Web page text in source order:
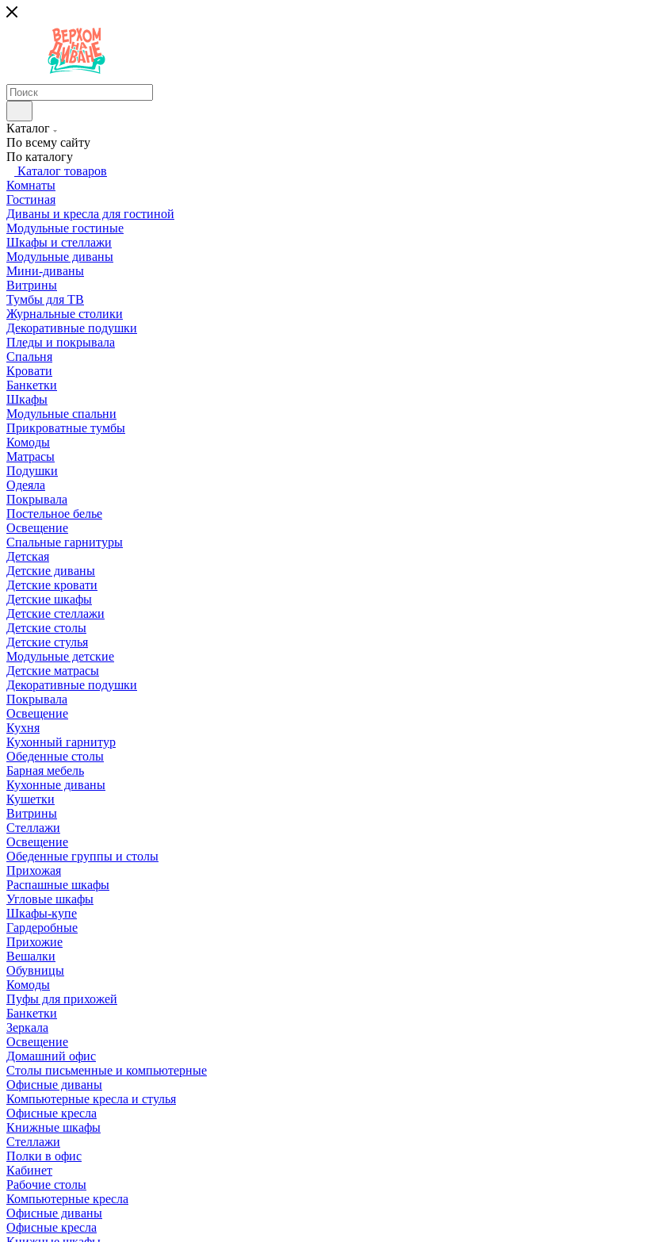
Каталог
По всему сайту
По каталогу
Каталог товаров
Комнаты
Гостиная
Диваны и кресла для гостиной
Модульные гостиные
Шкафы и стеллажи
Модульные диваны
Мини-диваны
Витрины
Тумбы для ТВ
Журнальные столики
Декоративные подушки
Пледы и покрывала
Спальня
Кровати
Банкетки
Шкафы
Модульные спальни
Прикроватные тумбы
Комоды
Матрасы
Подушки
Одеяла
Покрывала
Постельное белье
Освещение
Спальные гарнитуры
Детская
Детские диваны
Детские кровати
Детские шкафы
Детские стеллажи
Детские столы
Детские стулья
Модульные детские
Детские матрасы
Декоративные подушки
Покрывала
Освещение
Кухня
Кухонный гарнитур
Обеденные столы
Барная мебель
Кухонные диваны
Кушетки
Витрины
Стеллажи
Освещение
Обеденные группы и столы
Прихожая
Распашные шкафы
Угловые шкафы
Шкафы-купе
Гардеробные
Прихожие
Вешалки
Обувницы
Комоды
Пуфы для прихожей
Банкетки
Зеркала
Освещение
Домашний офис
Столы письменные и компьютерные
Офисные диваны
Компьютерные кресла и стулья
Офисные кресла
Книжные шкафы
Стеллажи
Полки в офис
Кабинет
Рабочие столы
Компьютерные кресла
Офисные диваны
Офисные кресла